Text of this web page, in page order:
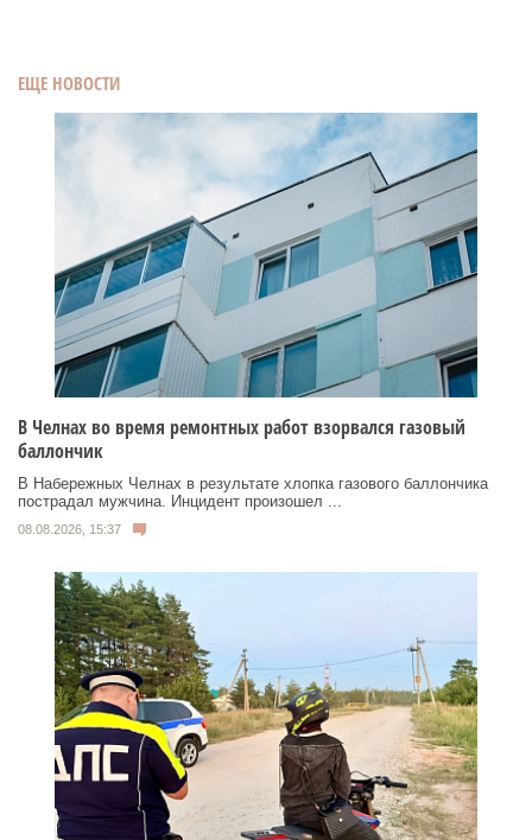
ЕЩЕ НОВОСТИ
В Челнах во время ремонтных работ взорвался газовый
баллончик
В Набережных Челнах в результате хлопка газового баллончика
пострадал мужчина. Инцидент произошел ...
08.08.2026, 15:37